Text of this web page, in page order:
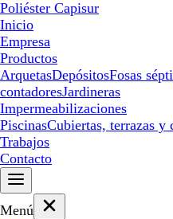
Poliéster Capisur
Inicio
Empresa
Productos
ArquetasDepósitosFosas
contadoresJardineras
Impermeabilizaciones
PiscinasCubiertas, terrazas y
Trabajos
Contacto
Menú